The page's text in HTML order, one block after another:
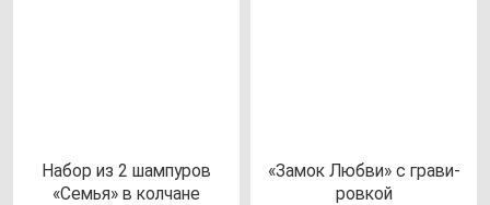
Набор из 2 шам­пу­ров
«Семья» в кол­ча­не
«Замок Люб­ви» с гра­ви­
ров­кой